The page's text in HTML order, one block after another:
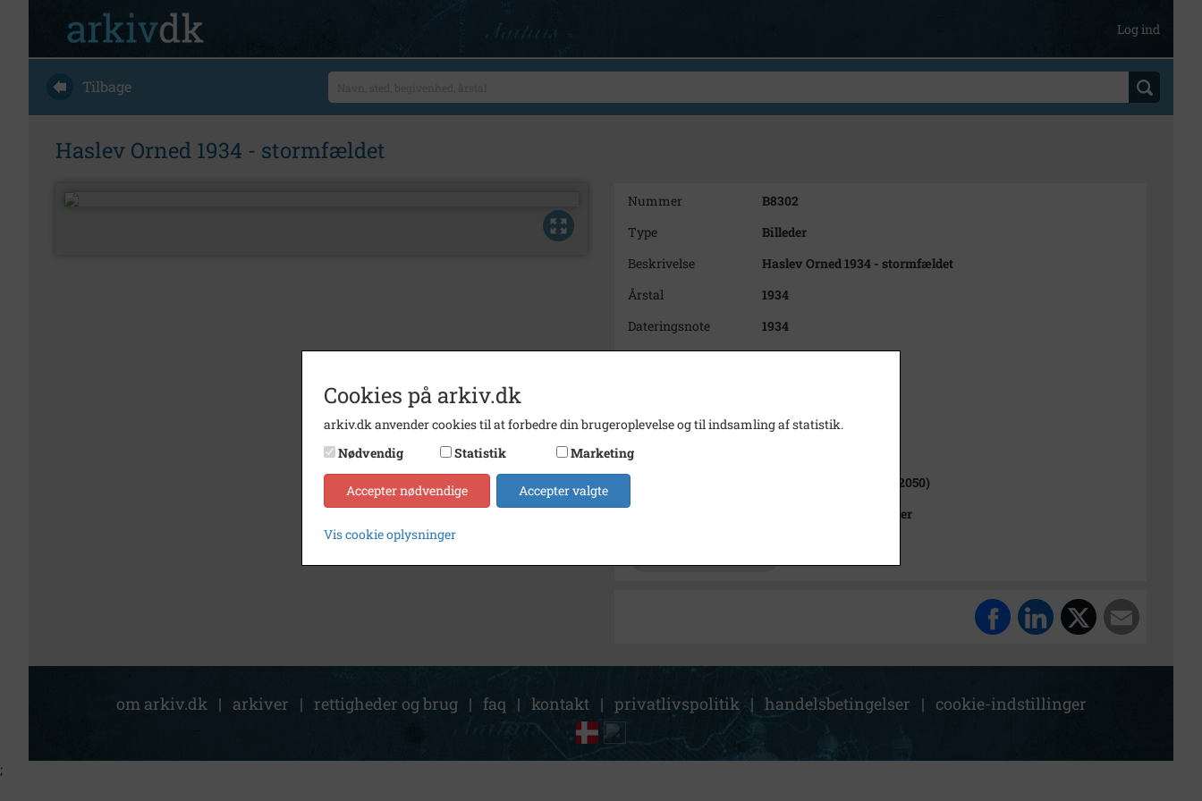
Log ind
Tilbage
Haslev Orned 1934 - stormfældet
Nummer
B8302
Type
Billeder
Beskrivelse
Haslev Orned 1934 - stormfældet
Årstal
1934
Dateringsnote
1934
Fotograf
Ukendt
Se på kort
Type
Enhed
Faxe Kommune (2007-2050)
Arkiv
Faxe Kommunes Arkiver
om arkiv.dk | arkiver | rettigheder og brug | faq | kontakt | privatlivspolitik | handelsbetingelser | cookie-indstillinger
Cookies på arkiv.dk
arkiv.dk anvender cookies til at forbedre din brugeroplevelse og til indsamling af statistik.
Nødvendig
Statistik Marketing
Accepter nødvendige Accepter valgte
Vis cookie oplysninger
;